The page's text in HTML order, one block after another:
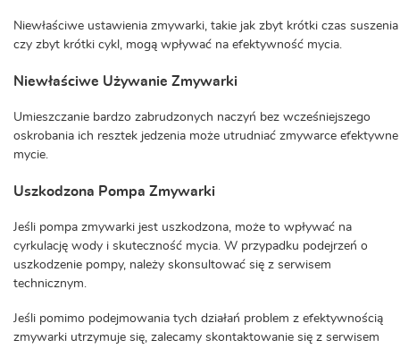
Niewłaściwe ustawienia zmywarki, takie jak zbyt krótki czas suszenia
czy zbyt krótki cykl, mogą wpływać na efektywność mycia.
Niewłaściwe Używanie Zmywarki
Umieszczanie bardzo zabrudzonych naczyń bez wcześniejszego
oskrobania ich resztek jedzenia może utrudniać zmywarce efektywne
mycie.
Uszkodzona Pompa Zmywarki
Jeśli pompa zmywarki jest uszkodzona, może to wpływać na
cyrkulację wody i skuteczność mycia. W przypadku podejrzeń o
uszkodzenie pompy, należy skonsultować się z serwisem
technicznym.
Jeśli pomimo podejmowania tych działań problem z efektywnością
zmywarki utrzymuje się, zalecamy skontaktowanie się z serwisem